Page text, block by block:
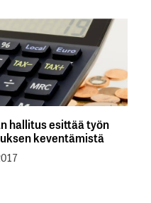
hallitus esittää työn
keventämistä